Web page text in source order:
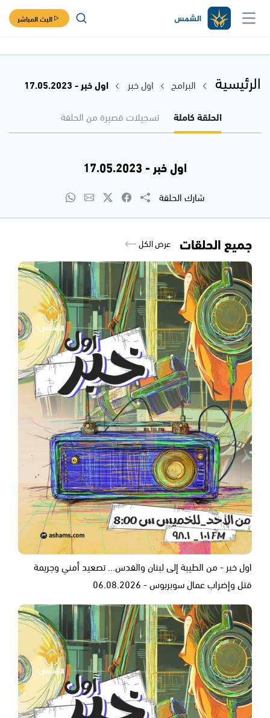
البث المباشر
الرئيسية البرامج اول خبر
اول خبر - 17.05.2023
الحلقة كاملة
تسجيلات قصيرة من الحلقة
اول خبر - 17.05.2023
شارك الحلقة
جميع الحلقات عرض الكل
اول خبر - من الطيبة إلى لبنان والقدس... تصعيد أمني وجريمة
قتل وإضراب عمال سوبربوس - 06.08.2026